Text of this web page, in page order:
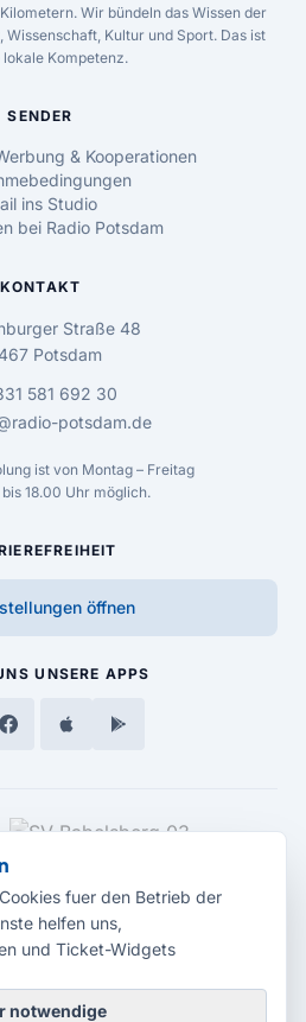
Wir bündeln das Wissen der
Kultur und Sport. Das ist
lokale Kompetenz.
SENDER
& Kooperationen
ins Studio
bei Radio Potsdam
KONTAKT
Straße 48
Potsdam
581 692 30
potsdam.de
ist von Montag – Freitag
18.00 Uhr möglich.
öffnen
UNSERE APPS
fuer den Betrieb der
helfen uns,
und Ticket-Widgets
notwendige